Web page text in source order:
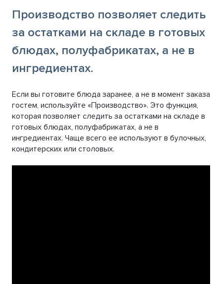
Производство позволяет следить
за остатками на складе в готовых
блюдах, полуфабрикатах, а не в
ингредиентах.
Если вы готовите блюда заранее, а не в момент заказа
гостем, используйте «Производство». Это функция,
которая позволяет следить за остатками на складе в
готовых блюдах, полуфабрикатах, а не в
ингредиентах. Чаще всего ее используют в булочных,
кондитерских или столовых.